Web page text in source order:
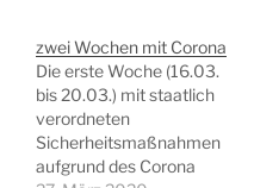
zwei Wochen mit Corona
Die erste Woche (16.03.
bis 20.03.) mit staatlich
verordneten
Sicherheitsmaßnahmen
aufgrund des Corona